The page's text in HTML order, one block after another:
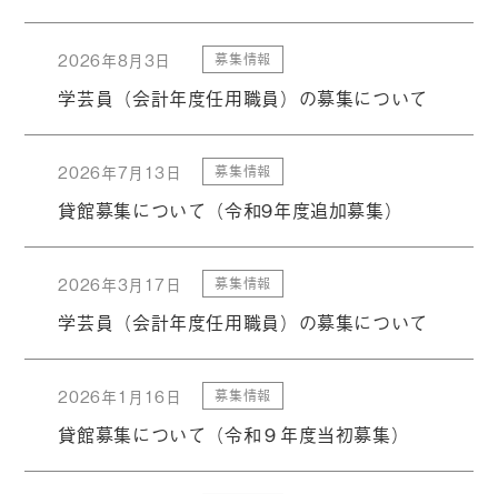
2026年8月3日 募集情報
学芸員（会計年度任用職員）の募集について
2026年7月13日 募集情報
貸館募集について（令和9年度追加募集）
2026年3月17日 募集情報
学芸員（会計年度任用職員）の募集について
2026年1月16日 募集情報
貸館募集について（令和９年度当初募集）